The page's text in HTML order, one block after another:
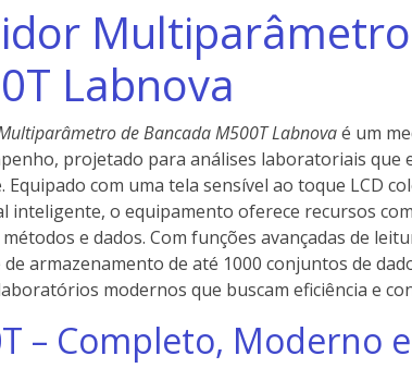
Labnova
de Bancada M500T Labnovaé um
projetado para análises laboratoriais que
Equipado com uma tela sensível ao toque LCD
inteligente, o equipamento oferece recursos
e dados. Com funções avançadas de
de armazenamento de até 1000 conjuntos de
modernos que buscam eficiência e
– Completo, Moderno